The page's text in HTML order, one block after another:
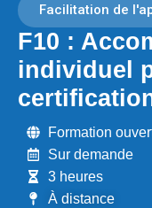
Facilitation de
F10 :
individuel
Formation
Sur demande
3 heures
À distance